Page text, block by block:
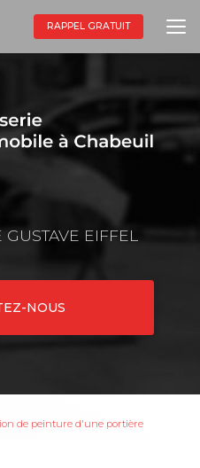
RAPPEL GRATUIT
GUSTAVE EIFFEL
NOUS
de peinture d'une portière